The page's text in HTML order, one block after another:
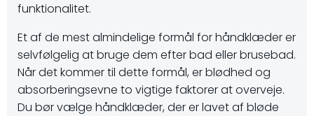
funktionalitet.
Et af de mest almindelige formål for håndklæder er
selvfølgelig at bruge dem efter bad eller brusebad.
Når det kommer til dette formål, er blødhed og
absorberingsevne to vigtige faktorer at overveje.
Du bør vælge håndklæder, der er lavet af bløde